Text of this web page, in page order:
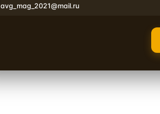
avg_mag_2021@mail.ru